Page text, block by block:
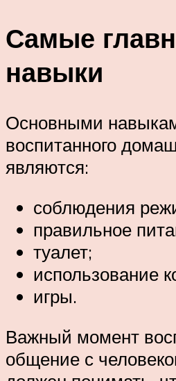
Самые
навыки
Основными
воспитанного
являются:
соблюдения
правильное
туалет;
использование
игры.
Важный момент
общение с